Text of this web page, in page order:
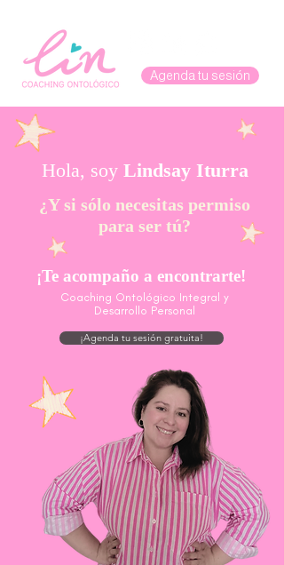
Agenda tu sesión
Hola, soy Lindsay Iturra
¿Y si sólo necesitas permiso
para ser tú?
¡Te acompaño a encontrarte!
Coaching Ontológico Integral y
Desarrollo Personal
¡Agenda tu sesión gratuita!